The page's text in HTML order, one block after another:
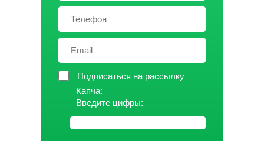
Подписаться на рассылку
Капча:
Введите цифры: